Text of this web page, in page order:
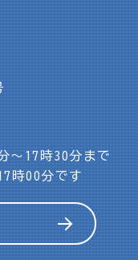
17時30分まで
時00分です